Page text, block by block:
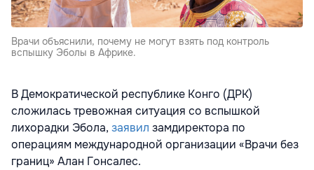
Врачи объяснили, почему не могут взять под контроль
вспышку Эболы в Африке.
В Демократической республике Конго (ДРК)
сложилась тревожная ситуация со вспышкой
лихорадки Эбола, заявил замдиректора по
операциям международной организации «Врачи без
границ» Алан Гонсалес.